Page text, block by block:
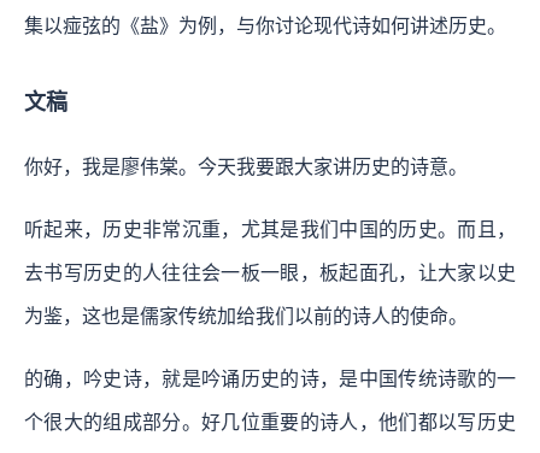
集以痖弦的《盐》为例，与你讨论现代诗如何讲述历史。
文稿
你好，我是廖伟棠。今天我要跟大家讲历史的诗意。
听起来，历史非常沉重，尤其是我们中国的历史。而且，
去书写历史的人往往会一板一眼，板起面孔，让大家以史
为鉴，这也是儒家传统加给我们以前的诗人的使命。
的确，吟史诗，就是吟诵历史的诗，是中国传统诗歌的一
个很大的组成部分。好几位重要的诗人，他们都以写历史